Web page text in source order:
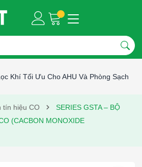
Khí Tối Ưu Cho AHU Và Phòng Sạch
tín hiệu CO
SERIES GSTA – BỘ
(CACBON MONOXIDE